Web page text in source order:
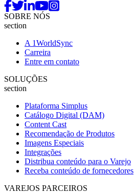
SOBRE NÓS
section
A 1WorldSync
Carreira
Entre em contato
SOLUÇÕES
section
Plataforma Simplus
Catálogo Digital (DAM)
Content Cast
Recomendação de Produtos
Imagens Especiais
Integrações
Distribua conteúdo para o Varejo
Receba conteúdo de fornecedores
VAREJOS PARCEIROS